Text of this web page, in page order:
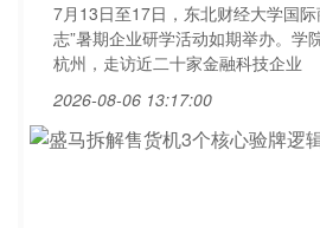
7月13日至17日，东北财经大学国
志”暑期企业研学活动如期举办。学
杭州，走访近二十家金融科技企业
2026-08-06 13:17:00